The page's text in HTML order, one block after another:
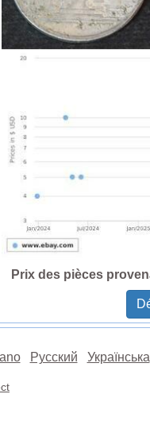
Prix des pièces
Русский Українська